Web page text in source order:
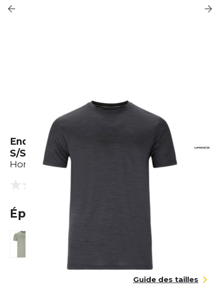
Endurance Portofino Performance
S/S Tee
Homme
Épuisé
Guide des tailles